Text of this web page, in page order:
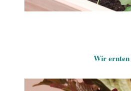
Wir ernten